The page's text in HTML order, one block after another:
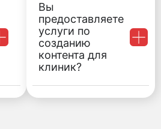
Вы
предоставляете
услуги по
созданию
контента для
клиник?